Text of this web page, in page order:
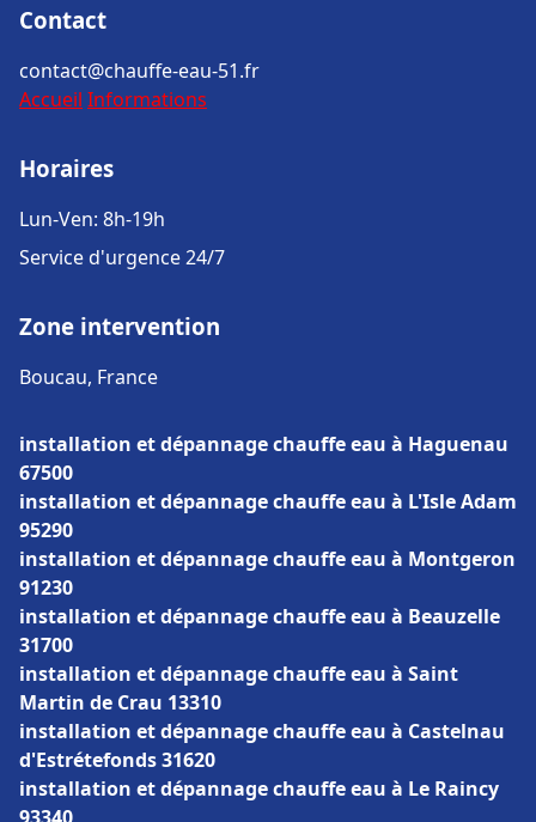
Contact
contact@chauffe-eau-51.fr
Accueil Informations
Horaires
Lun-Ven: 8h-19h
Service d'urgence 24/7
Zone intervention
Boucau, France
installation et dépannage chauffe eau à Haguenau
67500
installation et dépannage chauffe eau à L'Isle Adam
95290
installation et dépannage chauffe eau à Montgeron
91230
installation et dépannage chauffe eau à Beauzelle
31700
installation et dépannage chauffe eau à Saint
Martin de Crau 13310
installation et dépannage chauffe eau à Castelnau
d'Estrétefonds 31620
installation et dépannage chauffe eau à Le Raincy